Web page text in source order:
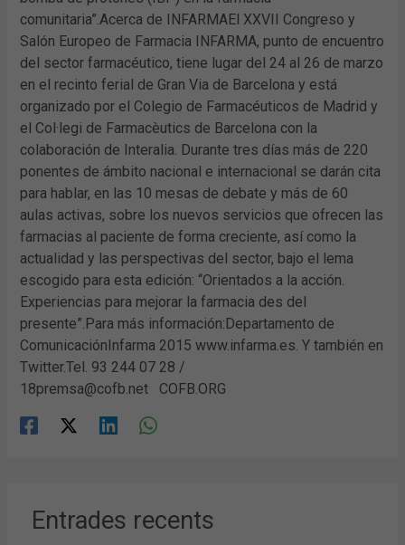
comunitaria”.Acerca de INFARMAEl XXVII Congreso y
Salón Europeo de Farmacia INFARMA, punto de encuentro
del sector farmacéutico, tiene lugar del 24 al 26 de marzo
en el recinto ferial de Gran Via de Barcelona y está
organizado por el Colegio de Farmacéuticos de Madrid y
el Col·legi de Farmacèutics de Barcelona con la
colaboración de Interalia. Durante tres días más de 220
ponentes de ámbito nacional e internacional se darán cita
para hablar, en las 10 mesas de debate y más de 60
aulas activas, sobre los nuevos servicios que ofrecen las
farmacias al paciente de forma creciente, así como la
actualidad y las perspectivas del sector, bajo el lema
escogido para esta edición: “Orientados a la acción.
Experiencias para mejorar la farmacia des del
presente”.Para más información:Departamento de
ComunicaciónInfarma 2015 www.infarma.es. Y también en
Twitter.Tel. 93 244 07 28 /
18premsa@cofb.net COFB.ORG
Entrades recents